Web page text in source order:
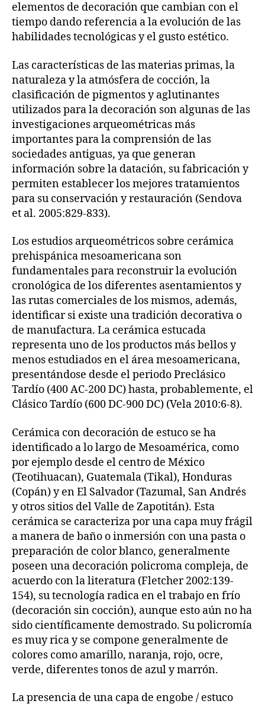
elementos de decoración que cambian con el
tiempo dando referencia a la evolución de las
habilidades tecnológicas y el gusto estético.
Las características de las materias primas, la
naturaleza y la atmósfera de cocción, la
clasificación de pigmentos y aglutinantes
utilizados para la decoración son algunas de las
investigaciones arqueométricas más
importantes para la comprensión de las
sociedades antiguas, ya que generan
información sobre la datación, su fabricación y
permiten establecer los mejores tratamientos
para su conservación y restauración (Sendova
et al. 2005:829-833).
Los estudios arqueométricos sobre cerámica
prehispánica mesoamericana son
fundamentales para reconstruir la evolución
cronológica de los diferentes asentamientos y
las rutas comerciales de los mismos, además,
identificar si existe una tradición decorativa o
de manufactura. La cerámica estucada
representa uno de los productos más bellos y
menos estudiados en el área mesoamericana,
presentándose desde el periodo Preclásico
Tardío (400 AC-200 DC) hasta, probablemente, el
Clásico Tardío (600 DC-900 DC) (Vela 2010:6-8).
Cerámica con decoración de estuco se ha
identificado a lo largo de Mesoamérica, como
por ejemplo desde el centro de México
(Teotihuacan), Guatemala (Tikal), Honduras
(Copán) y en El Salvador (Tazumal, San Andrés
y otros sitios del Valle de Zapotitán). Esta
cerámica se caracteriza por una capa muy frágil
a manera de baño o inmersión con una pasta o
preparación de color blanco, generalmente
poseen una decoración policroma compleja, de
acuerdo con la literatura (Fletcher 2002:139-
154), su tecnología radica en el trabajo en frío
(decoración sin cocción), aunque esto aún no ha
sido científicamente demostrado. Su policromía
es muy rica y se compone generalmente de
colores como amarillo, naranja, rojo, ocre,
verde, diferentes tonos de azul y marrón.
La presencia de una capa de engobe / estuco